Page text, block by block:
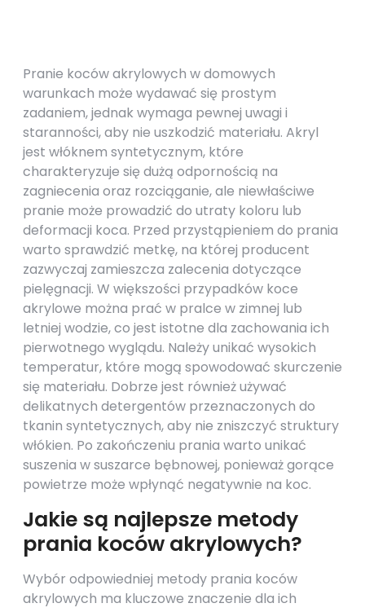
Pranie koców akrylowych w domowych
warunkach może wydawać się prostym
zadaniem, jednak wymaga pewnej uwagi i
staranności, aby nie uszkodzić materiału. Akryl
jest włóknem syntetycznym, które
charakteryzuje się dużą odpornością na
zagniecenia oraz rozciąganie, ale niewłaściwe
pranie może prowadzić do utraty koloru lub
deformacji koca. Przed przystąpieniem do prania
warto sprawdzić metkę, na której producent
zazwyczaj zamieszcza zalecenia dotyczące
pielęgnacji. W większości przypadków koce
akrylowe można prać w pralce w zimnej lub
letniej wodzie, co jest istotne dla zachowania ich
pierwotnego wyglądu. Należy unikać wysokich
temperatur, które mogą spowodować skurczenie
się materiału. Dobrze jest również używać
delikatnych detergentów przeznaczonych do
tkanin syntetycznych, aby nie zniszczyć struktury
włókien. Po zakończeniu prania warto unikać
suszenia w suszarce bębnowej, ponieważ gorące
powietrze może wpłynąć negatywnie na koc.
Jakie są najlepsze metody
prania koców akrylowych?
Wybór odpowiedniej metody prania koców
akrylowych ma kluczowe znaczenie dla ich